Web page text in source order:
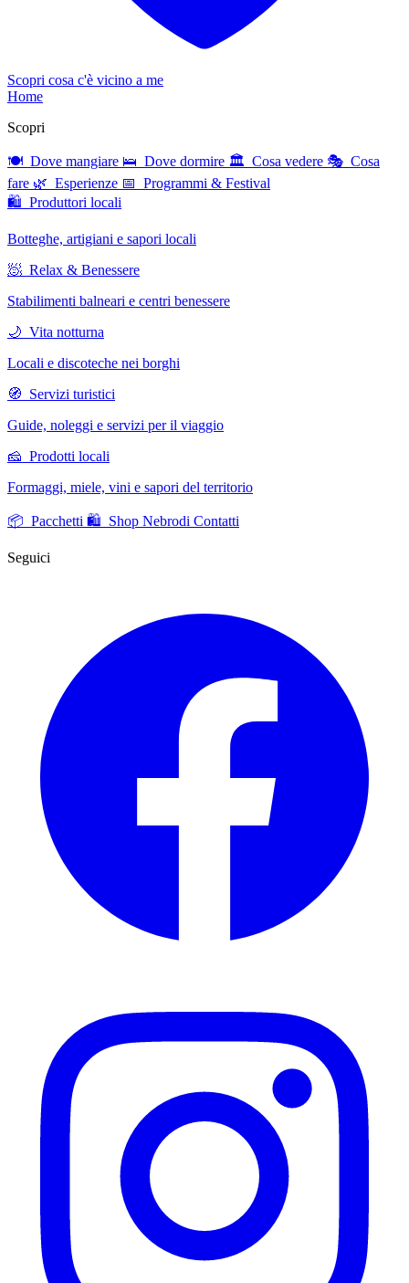
Scopri cosa c'è vicino a me
Home
Scopri
🍽 Dove mangiare 🛌 Dove dormire 🏛 Cosa vedere 🎭 Cosa
fare 🌿 Esperienze 📅 Programmi & Festival
🛍 Produttori locali
Botteghe, artigiani e sapori locali
🧖 Relax & Benessere
Stabilimenti balneari e centri benessere
🌙 Vita notturna
Locali e discoteche nei borghi
🧭 Servizi turistici
Guide, noleggi e servizi per il viaggio
🧀 Prodotti locali
Formaggi, miele, vini e sapori del territorio
📦 Pacchetti 🛍️ Shop Nebrodi Contatti
Seguici